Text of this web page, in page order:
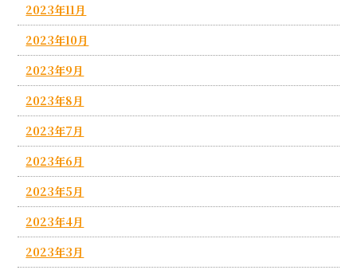
2023年11月
2023年10月
2023年9月
2023年8月
2023年7月
2023年6月
2023年5月
2023年4月
2023年3月